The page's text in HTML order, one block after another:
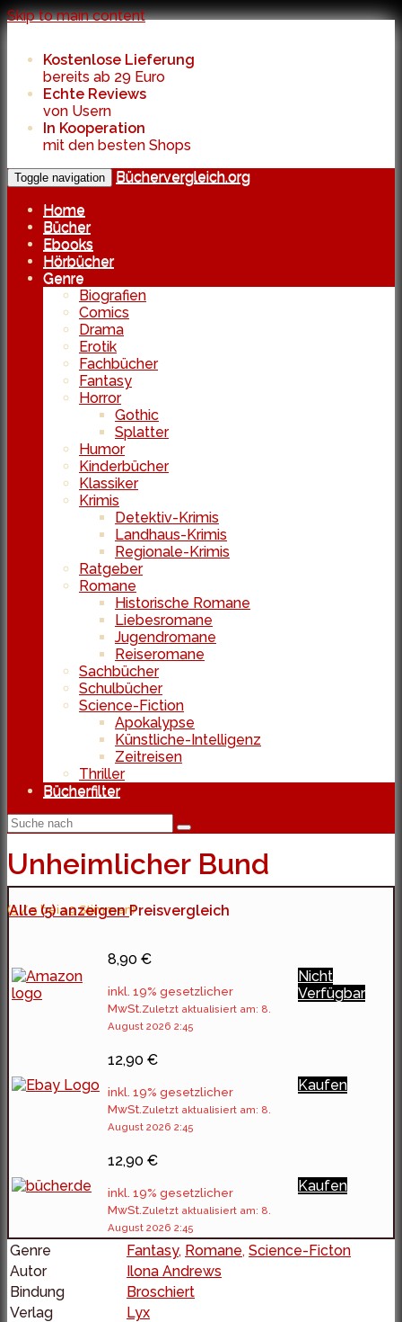
Skip to main content
Kostenlose Lieferung
bereits ab 29 Euro
Echte Reviews
von Usern
In Kooperation
mit den besten Shops
Toggle navigation
Büchervergleich.org
Home
Bücher
Ebooks
Hörbücher
Genre
Biografien
Comics
Drama
Erotik
Fachbücher
Fantasy
Horror
Gothic
Splatter
Humor
Kinderbücher
Klassiker
Krimis
Detektiv-Krimis
Landhaus-Krimis
Regionale-Krimis
Ratgeber
Romane
Historische Romane
Liebesromane
Jugendromane
Reiseromane
Sachbücher
Schulbücher
Science-Fiction
Apokalypse
Künstliche-Intelligenz
Zeitreisen
Thriller
Bücherfilter
Unheimlicher Bund
(5 / 5 bei 19 Stimmen)
Alle (5) anzeigenPreisvergleich
8,90 €
inkl. 19% gesetzlicher
MwSt. Zuletzt aktualisiert am: 8.
August 2026 2:45
Nicht
Verfügbar
12,90 €
inkl. 19% gesetzlicher
MwSt. Zuletzt aktualisiert am: 8.
August 2026 2:45
Kaufen
12,90 €
inkl. 19% gesetzlicher
MwSt. Zuletzt aktualisiert am: 8.
August 2026 2:45
Kaufen
Genre Fantasy, Romane, Science-Ficton
Autor
Ilona Andrews
Bindung
Broschiert
Verlag
Lyx